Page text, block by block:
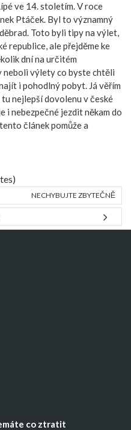
ve 14. stoletím. V roce
Ptáček. Byl to významný
Toto byli tipy na výlet,
republice, ale přejděme ke
dní na určitém
neboli výlety co byste chtěli
i pohodlný pobyt. Já věřím
nejlepší dovolenu v české
i nebezpečné jezdit někam do
článek pomůže a
NECHYBUJTE ZBYTEČNĚ
co ztratit